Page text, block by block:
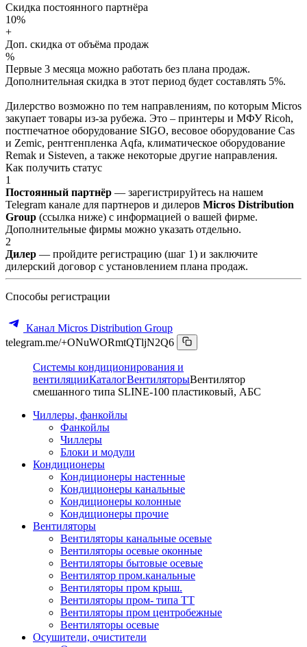
Скидка постоянного партнёра
10%
+
Доп. скидка от объёма продаж
%
Первые 3 месяца можно работать без плана продаж.
Дополнительная скидка в этот период будет составлять 5%.
Дилерство возможно по тем направлениям, по которым Micros
закупает товары из-за рубежа. Это – принтеры и МФУ Ricoh,
постпечатное оборудование SIGO, весовое оборудование Cas
и Zemic, рентгенпленка Aqfa, климатическое оборудование
Remak и Sisteven, а также некоторые другие направления.
Как получить статус
1
Постоянный партнёр — зарегистрируйтесь на нашем
Telegram канале для партнеров и дилеров Micros Distribution
Group (ссылка ниже) с информацией о вашей фирме.
Дополнительные фирмы можно указать отдельно.
2
Дилер — пройдите регистрацию (шаг 1) и заключите
дилерский договор с установлением плана продаж.
Способы регистрации
Канал Micros Distribution Group
telegram.me/+ONuWORmtQTljN2Q6
Системы кондиционирования и
вентиляцииКаталогВентиляторыВентилятор
смешанного типа SLINE-100 пластиковый, АБС
Чиллеры, фанкойлы
Фанкойлы
Чиллеры
Блоки и модули
Кондиционеры
Кондиционеры настенные
Кондиционеры канальные
Кондиционеры колонные
Кондиционеры прочие
Вентиляторы
Вентиляторы канальные осевые
Вентиляторы осевые оконные
Вентиляторы бытовые осевые
Вентилятор пром.канальные
Вентиляторы пром крыш.
Вентиляторы пром- типа ТТ
Вентиляторы пром центробежные
Вентиляторы осевые
Осушители, очистители